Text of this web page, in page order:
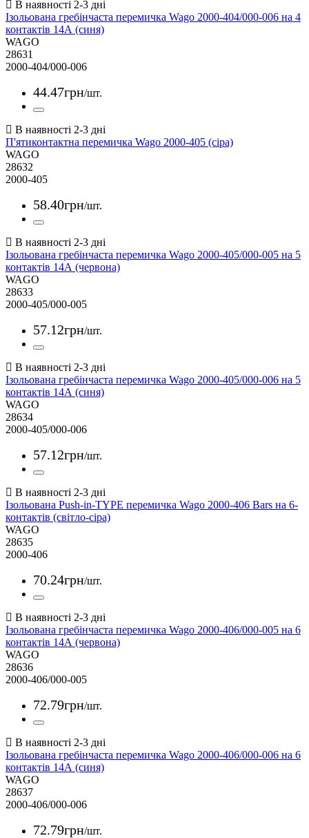
Ізольована гребінчаста перемичка Wago 2000-404/000-006 на 4
контактів 14А (синя)
WAGO
28631
2000-404/000-006
44.47грн/шт.
П'ятиконтактна перемичка Wago 2000-405 (сіра)
WAGO
28632
2000-405
58.40грн/шт.
Ізольована гребінчаста перемичка Wago 2000-405/000-005 на 5
контактів 14А (червона)
WAGO
28633
2000-405/000-005
57.12грн/шт.
Ізольована гребінчаста перемичка Wago 2000-405/000-006 на 5
контактів 14А (синя)
WAGO
28634
2000-405/000-006
57.12грн/шт.
Ізольована Push-in-TYPE перемичка Wago 2000-406 Bars на 6-
контактів (світло-сіра)
WAGO
28635
2000-406
70.24грн/шт.
Ізольована гребінчаста перемичка Wago 2000-406/000-005 на 6
контактів 14А (червона)
WAGO
28636
2000-406/000-005
72.79грн/шт.
Ізольована гребінчаста перемичка Wago 2000-406/000-006 на 6
контактів 14А (синя)
WAGO
28637
2000-406/000-006
72.79грн/шт.